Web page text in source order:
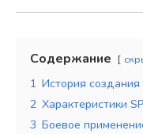
Содержание
1 История создания
2 Характеристики
3 Боевое